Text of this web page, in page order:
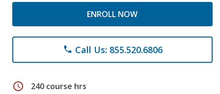
ENROLL NOW
phone Call Us: 855.520.6806
schedule 240 course hrs